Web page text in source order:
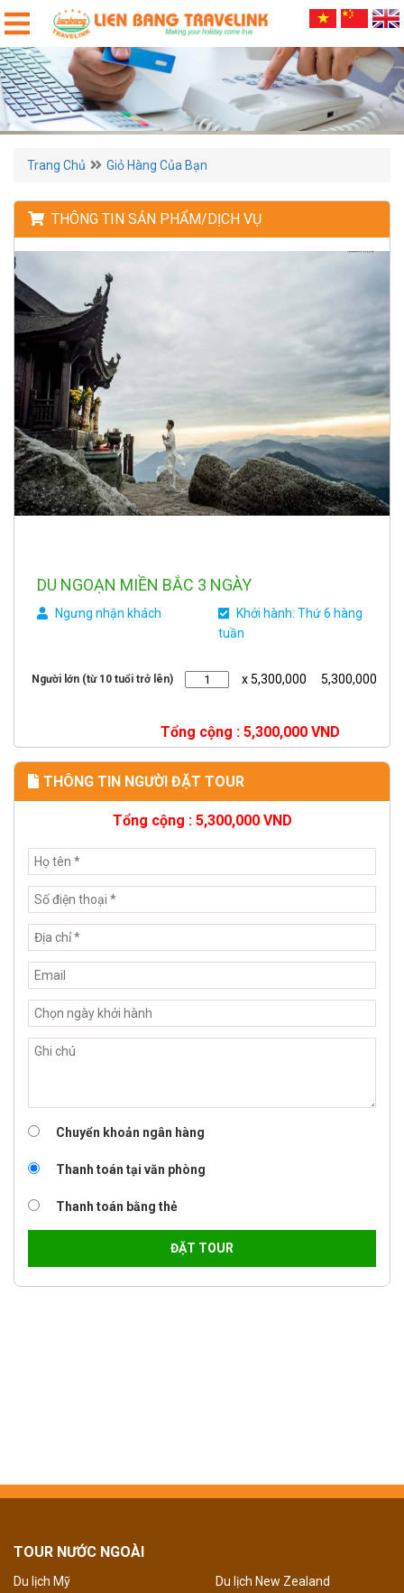
Trang Chủ Giỏ Hàng Của Bạn
THÔNG TIN SẢN PHẨM/DỊCH VỤ
DU NGOẠN MIỀN BẮC 3 NGÀY
Ngưng nhận khách
Khởi hành: Thứ 6 hàng
tuần
Người lớn (từ 10 tuổi trở lên) x 5,300,000 5,300,000
Tổng cộng : 5,300,000 VND
THÔNG TIN NGƯỜI ĐẶT TOUR
Tổng cộng : 5,300,000VND
Chuyển khoản ngân hàng
Thanh toán tại văn phòng
Thanh toán bằng thẻ
ĐẶT TOUR
TOUR NƯỚC NGOÀI
Du lịch Mỹ
Du lịch New Zealand